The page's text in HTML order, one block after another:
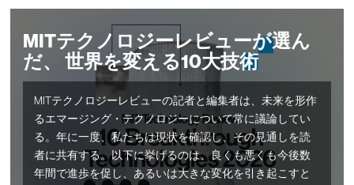
MITテクノロジーレビューが選ん
だ、 世界を変える10大技術
MITテクノロジーレビューの記者と編集者は、未来を形作
るエマージング・テクノロジーについて常に議論してい
る。年に一度、私たちは現状を確認し、その見通しを読
者に共有する。以下に挙げるのは、良くも悪くも今後数
年間で進歩を促し、あるいは大きな変化を引き起こすと